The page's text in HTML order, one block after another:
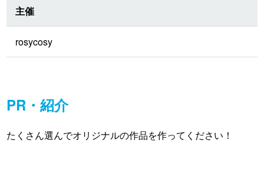
主催
rosycosy
PR・紹介
たくさん選んでオリジナルの作品を作ってください！